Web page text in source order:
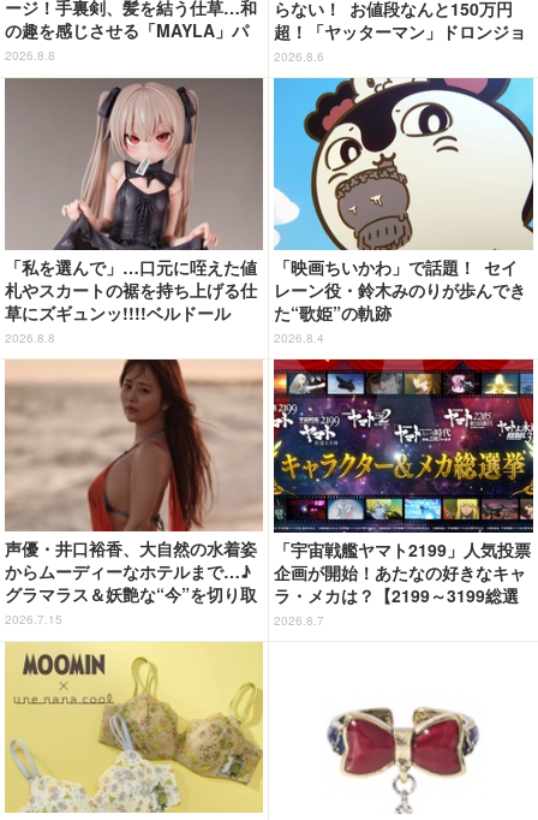
ージ！手裏剣、髪を結う仕草…和
の趣を感じさせる「MAYLA」パ
ンプス
2026.8.8
らない！ お値段なんと150万円
超！「ヤッターマン」ドロンジョ
様が黄金の輝きをまといミニフィ
ギュア化 ヤッターワン&おだてブ
2026.8.6
「私を選んで」…口元に咥えた値
札やスカートの裾を持ち上げる仕
草にズギュンッ!!!!ベルドール
「ロゼ」がフィギュアで新登場
2026.8.8
「映画ちいかわ」で話題！ セイ
レーン役・鈴木みのりが歩んでき
た“歌姫”の軌跡
2026.8.4
声優・井口裕香、大自然の水着姿
からムーディーなホテルまで…♪
グラマラス＆妖艶な“今”を切り取
り！3冊目写真集が発売中
2026.7.15
「宇宙戦艦ヤマト2199」人気投票
企画が開始！あたなの好きなキャ
ラ・メカは？【2199～3199総選
挙】
2026.8.7